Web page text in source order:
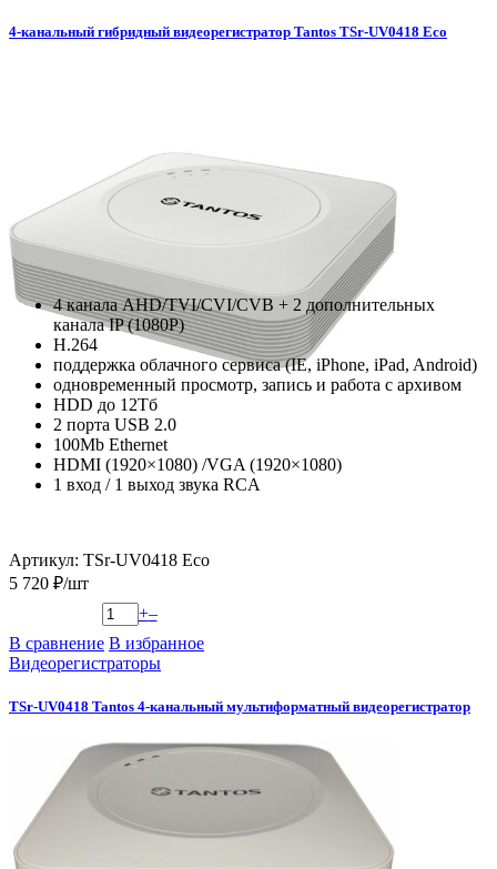
4-канальный гибридный видеорегистратор Tantos TSr-UV0418 Eco
4 канала AHD/TVI/CVI/CVB + 2 дополнительных
канала IP (1080Р)
H.264
поддержка облачного сервиса (IE, iPhone, iPad, Android)
одновременный просмотр, запись и работа с архивом
HDD до 12Тб
2 порта USB 2.0
100Mb Ethernet
HDMI (1920×1080) /VGA (1920×1080)
1 вход / 1 выход звука RCA
Артикул: TSr-UV0418 Eco
5 720 ₽/шт
+–
В сравнение В избранное
Видеорегистраторы
TSr-UV0418 Tantos 4-канальный мультиформатный видеорегистратор